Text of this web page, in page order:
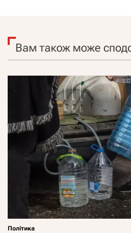
Вам також може
Політика